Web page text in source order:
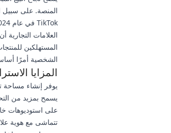
العلامات
المستهلكين
الشخصية أمرًا
المزايا
يوفر إنشاء مساحة
يسمح بمزيد من
على استوديوهات
تتماشى مع هوية